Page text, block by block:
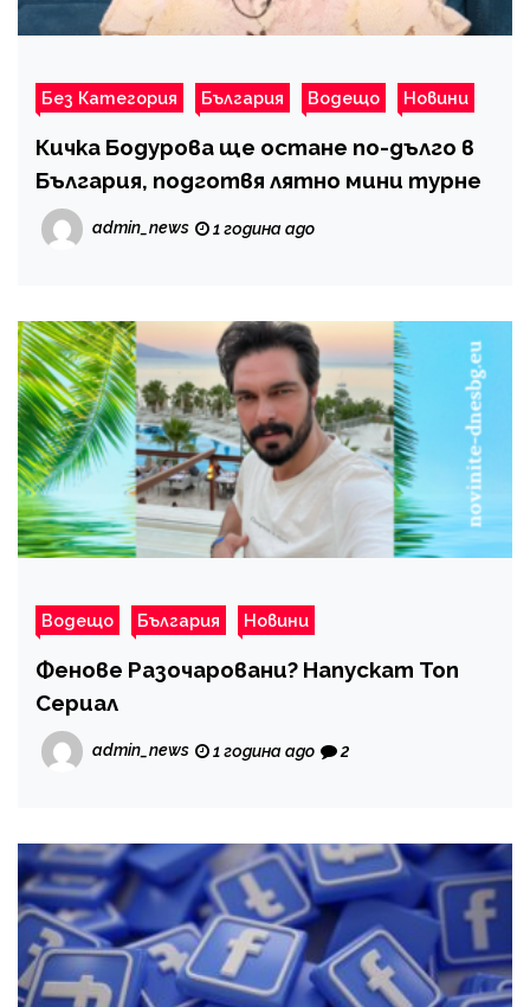
Без Категория България Водещо Новини
Кичка Бодурова ще остане по-дълго в
България, подготвя лятно мини турне
admin_news 1 година ago
Водещо България Новини
Фенове Разочаровани? Напускат Топ
Сериал
admin_news 1 година ago 2